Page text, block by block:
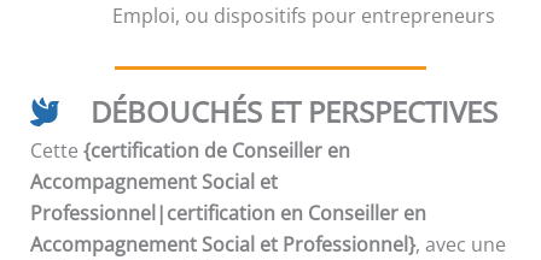
Emploi, ou dispositifs pour entrepreneurs
DÉBOUCHÉS ET PERSPECTIVES
Cette {certification de Conseiller en
Accompagnement Social et
Professionnel|certification en Conseiller en
Accompagnement Social et Professionnel}, avec une